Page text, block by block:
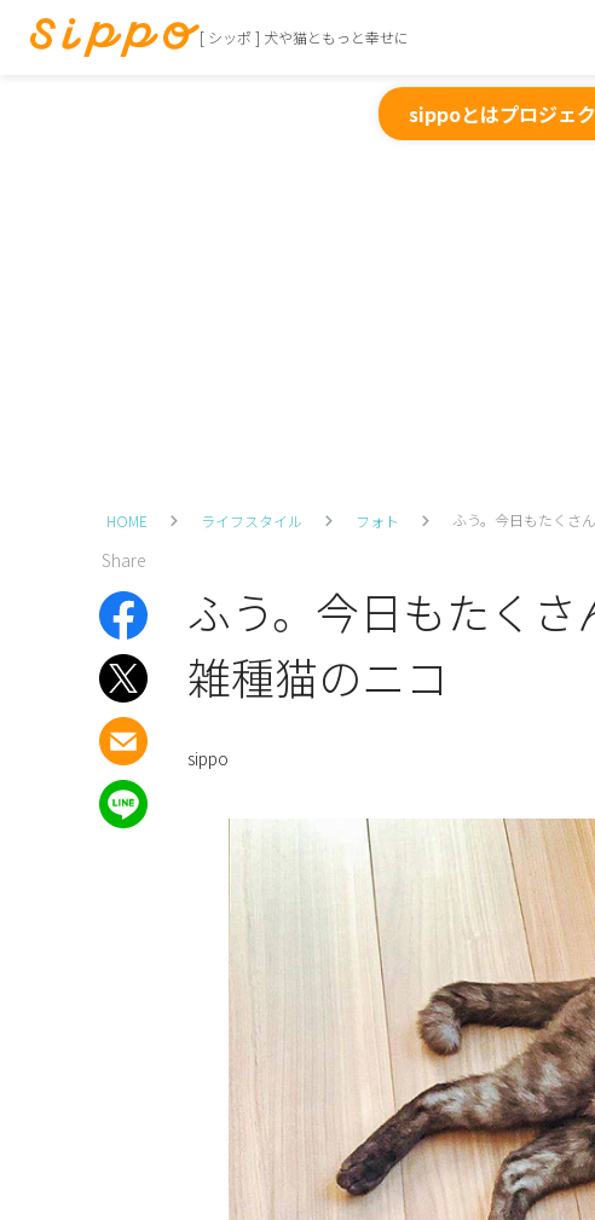
[ シッポ ] 犬や猫ともっと幸せに
sippoとはプロジェ
HOME ライフスタイル フォト ふう。今日もたくさ
Share
ふう。今日もたく
雑種猫のニコ
sippo